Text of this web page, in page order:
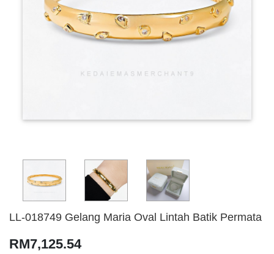
LL-018749 Gelang Maria Oval Lintah Batik Permata
RM7,125.54